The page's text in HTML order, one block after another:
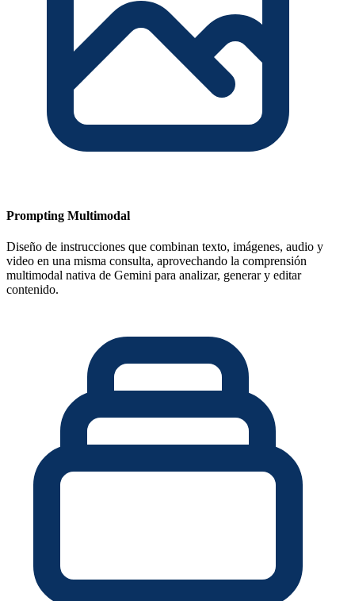
Prompting Multimodal
Diseño de instrucciones que combinan texto, imágenes, audio y
video en una misma consulta, aprovechando la comprensión
multimodal nativa de Gemini para analizar, generar y editar
contenido.